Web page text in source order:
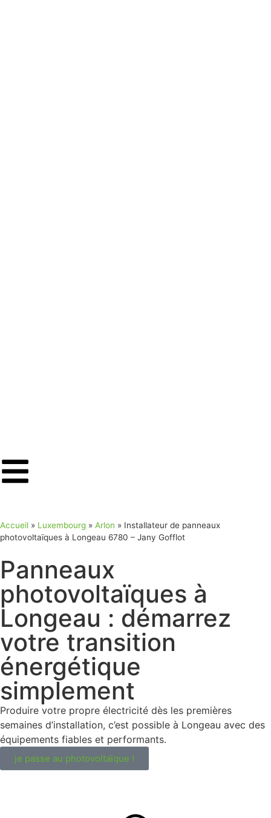
Accueil » Luxembourg » Arlon » Installateur de panneaux
photovoltaïques à Longeau 6780 – Jany Gofflot
Panneaux
photovoltaïques à
Longeau : démarrez
votre transition
énergétique
simplement
Produire votre propre électricité dès les premières
semaines d’installation, c’est possible à Longeau avec des
équipements fiables et performants.
je passe au photovoltaïque !